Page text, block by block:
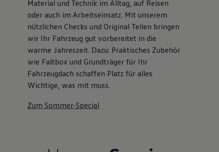
Material und Technik im Alltag, auf Reisen
oder auch im Arbeitseinsatz. Mit unserem
nützlichen Checks und Original Teilen bringen
wir Ihr Fahrzeug gut vorbereitet in die
warme Jahreszeit. Dazu: Praktisches Zubehör
wie Faltbox und Grundträger für Ihr
Fahrzeugdach schaffen Platz für alles
Wichtige, was mit muss.
Zum Sommer-Special